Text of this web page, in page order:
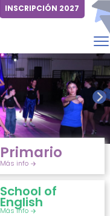
INSCRIPCIÓN 2027
Primario
Más info
School of
English
Más info